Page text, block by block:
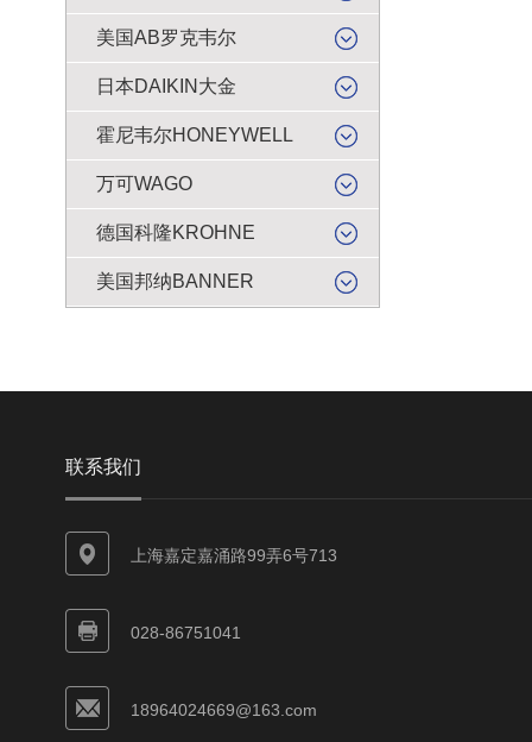
美国AB罗克韦尔
日本DAIKIN大金
霍尼韦尔HONEYWELL
万可WAGO
德国科隆KROHNE
美国邦纳BANNER
联系我们
上海嘉定嘉涌路99弄6号713
028-86751041
18964024669@163.com